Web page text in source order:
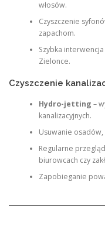
włosów.
Czyszczenie
zapachom.
Szybka
Zielonce.
Czyszczenie
Hydro-jetting –
kanalizacyjnych.
Usuwanie osadów,
Regularne
biurowcach czy
Zapobieganie